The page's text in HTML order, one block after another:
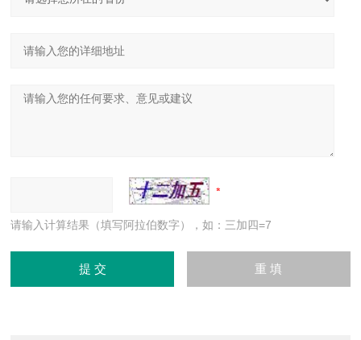
请输入计算结果（填写阿拉伯数字），如：三加四=7